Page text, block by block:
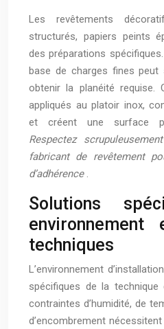
Les revêtements
structurés, papiers peints
des préparations
base de charges fines peut
obtenir la planéité requise.
appliqués au platoir inox,
et créent une surface
Respectez
fabricant de revêtement
d’adhérence
Solutions
environnement
techniques
L’environnement
spécifiques de la technique
contraintes d’humidité, de
d’encombrement